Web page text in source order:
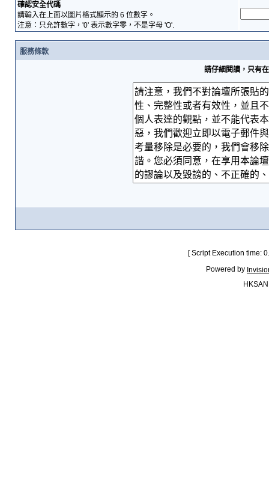
確認安全代碼
請輸入在上面以圖片格式顯示的 6 位數字。
注意：只允許數字，'0' 表示數字零，不是字母 'O'.
服務條款
請仔細閱讀，只有
[ Script Execution time:
Powered by